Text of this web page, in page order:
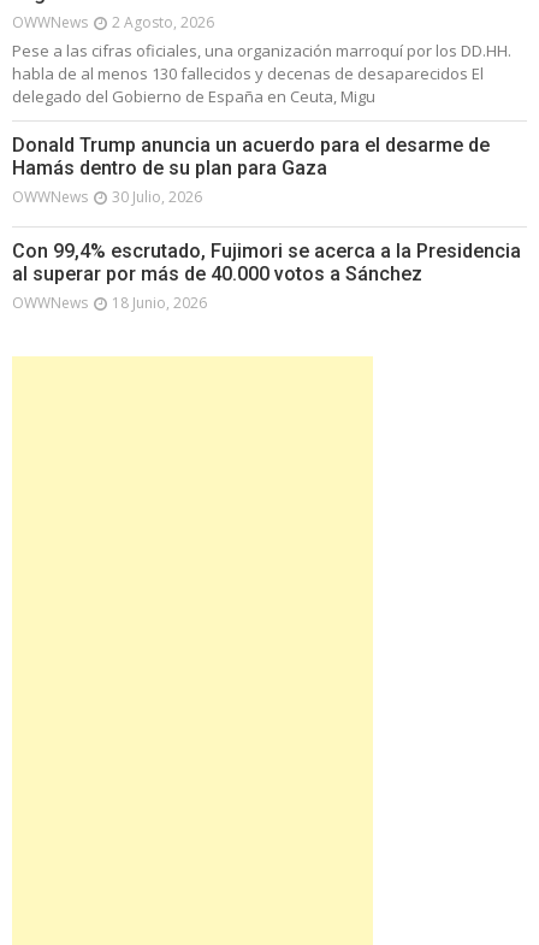
OWWNews 2 Agosto, 2026
Pese a las cifras oficiales, una organización marroquí por los DD.HH.
habla de al menos 130 fallecidos y decenas de desaparecidos El
delegado del Gobierno de España en Ceuta, Migu
Donald Trump anuncia un acuerdo para el desarme de
Hamás dentro de su plan para Gaza
OWWNews 30 Julio, 2026
Con 99,4% escrutado, Fujimori se acerca a la Presidencia
al superar por más de 40.000 votos a Sánchez
OWWNews 18 Junio, 2026